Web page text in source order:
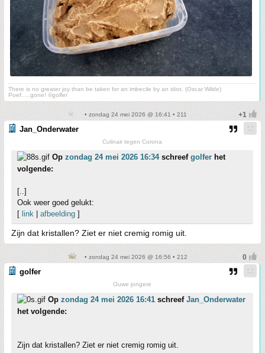
There is no greater joy than be taken for an imbecile by an idiot. (Oscar Wilde)
Poef.....gone! ©golfer
• zondag 24 mei 2026 @ 16:41 • 211
Jan_Onderwater
Culinair tegen Corona
Op zondag 24 mei 2026 16:34schreef golfer het
volgende:
[..]
Ook weer goed gelukt:
[ link | afbeelding ]
Zijn dat kristallen? Ziet er niet cremig romig uit.
• zondag 24 mei 2026 @ 16:56 • 212
golfer
Ouwe jongere
Op zondag 24 mei 2026 16:41 schreef Jan_Onderwater
het volgende:
Zijn dat kristallen? Ziet er niet cremig romig uit.